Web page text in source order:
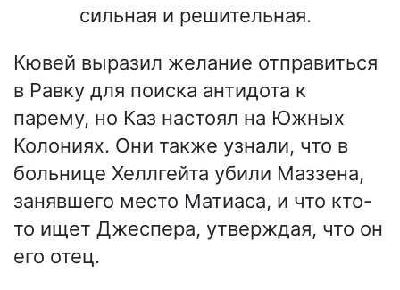
сильная и решительная.
Кювей выразил желание отправиться
в Равку для поиска антидота к
парему, но Каз настоял на Южных
Колониях. Они также узнали, что в
больнице Хеллгейта убили Маззена,
занявшего место Матиаса, и что кто-
то ищет Джеспера, утверждая, что он
его отец.